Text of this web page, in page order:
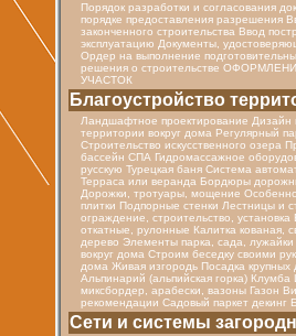
Порядок разработки и согласования
порядке предоставления разрешения
законченного строительства Ввод
эксплуатацию Документы,
Ордер на выполнение
решения о строительстве
УЧАСТОК
Благоустройство
Ландшафтное проектирование Дизайн
территории вокруг дома Регулярный
Строительство искусственного озера
бассейн СПА Гидромассажное
русскую Турецкая баня Cистема
Терраса или веранда Бордюры
Дорожки, тротуары, мощение
плитки Подпорные стенки Лестницы и
ограждение, строительство,
откатные, рулонные Калитка кованая,
дерево Элементы парка, сада,
вокруг дома Строим беседку своими
дома Живая изгородь Посадка крупных
Альпинарий (альпийская горка) Клумба
миксбордер, арабески, вазоны Газон
рекомендации Садовый паркет декинг
Cети и системы